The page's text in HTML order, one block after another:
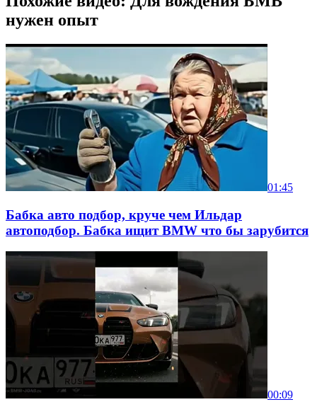
нужен опыт
01:45
Бабка авто подбор, круче чем Ильдар
автоподбор. Бабка ищит BMW что бы зарубится
00:09